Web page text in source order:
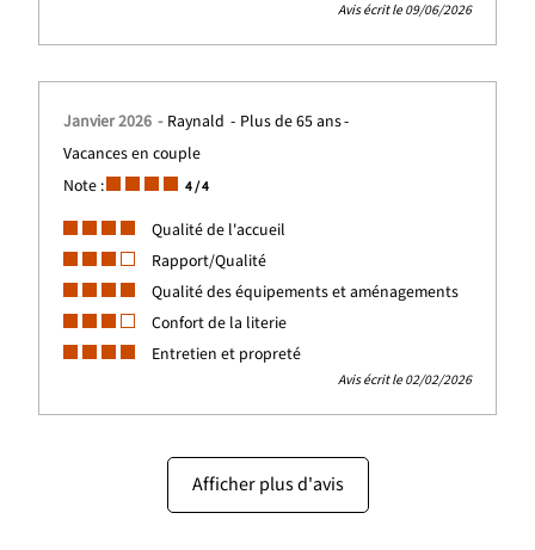
Avis écrit le 09/06/2026
Janvier 2026 Raynald
Plus de 65 ans
Vacances en couple
Note :
4/ 4
Qualité de l'accueil
Rapport/Qualité
Qualité des équipements et aménagements
Confort de la literie
Entretien et propreté
Avis écrit le 02/02/2026
Afficher plus d'avis